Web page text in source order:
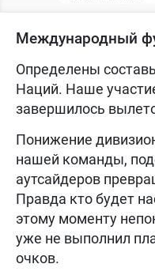
Международный
Определены
Наций. Наше
завершилось
Понижение
нашей команды,
аутсайдеров
Правда кто будет
этому моменту
уже не выполнил
очков.